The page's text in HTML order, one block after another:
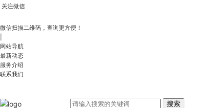
关注微信
微信扫描二维码，查询更方便！
网站导航
最新动态
服务介绍
联系我们
搜索